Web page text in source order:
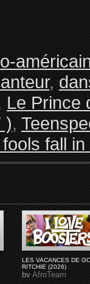
,
Le Prince
),
fall
LES VACANCES DE
RITCHIE (2026)
byAfroTeam